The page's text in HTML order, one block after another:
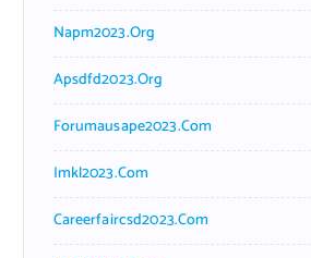
Napm2023.org
Apsdfd2023.org
Forumausape2023.com
Imkl2023.com
Careerfaircsd2023.com